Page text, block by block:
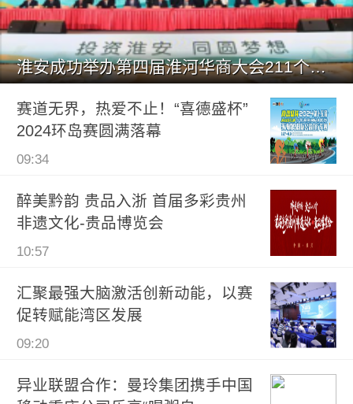
淮安成功举办第四届淮河华商大会211个签约项目 总投资1486.
赛道无界，热爱不止！“喜德盛杯”
2024环岛赛圆满落幕
09:34
醉美黔韵 贵品入浙 首届多彩贵州
非遗文化-贵品博览会
10:57
汇聚最强大脑激活创新动能，以赛
促转赋能湾区发展
09:20
异业联盟合作：曼玲集团携手中国